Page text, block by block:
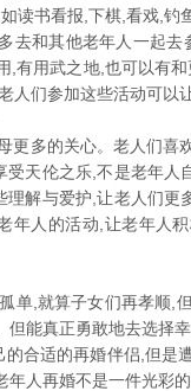
书看报,下棋,看戏,钓
去和其他老年人一起
,有用武之地,也可以有
人们参加这些活动可以
多的关心。老人们喜
天伦之乐,不是老年
解与爱护,让老人们
年人的活动,让老年人
,就算子女们再孝顺,
能真正勇敢地去选择
合适的再婚伴侣,但是
人再婚不是一件光彩